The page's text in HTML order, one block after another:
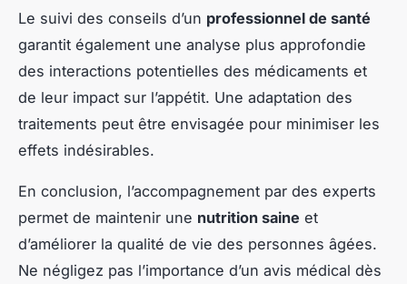
Le suivi des conseils d’un professionnel de santé
garantit également une analyse plus approfondie
des interactions potentielles des médicaments et
de leur impact sur l’appétit. Une adaptation des
traitements peut être envisagée pour minimiser les
effets indésirables.
En conclusion, l’accompagnement par des experts
permet de maintenir une nutrition saine et
d’améliorer la qualité de vie des personnes âgées.
Ne négligez pas l’importance d’un avis médical dès